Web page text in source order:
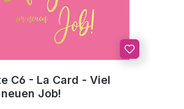
C6 - La Card - Viel
Job!